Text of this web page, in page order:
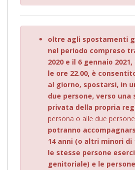
oltre agli spostamenti
nel periodo compreso
2020 e il 6 gennaio
le ore 22.00, è
al giorno, spostarsi, in
due persone, verso una
privata della propria
persona o alle due
potranno
14 anni (o altri minori di
le stesse persone
genitoriale) e le